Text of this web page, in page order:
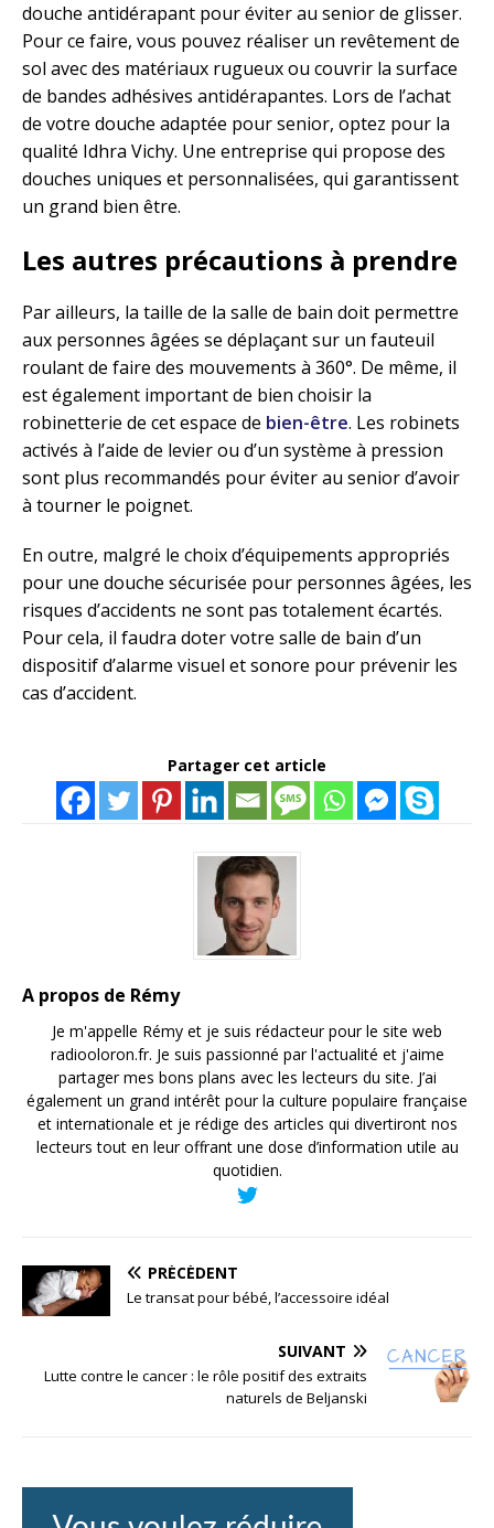
douche antidérapant pour éviter au senior de glisser.
Pour ce faire, vous pouvez réaliser un revêtement de
sol avec des matériaux rugueux ou couvrir la surface
de bandes adhésives antidérapantes. Lors de l’achat
de votre douche adaptée pour senior, optez pour la
qualité Idhra Vichy. Une entreprise qui propose des
douches uniques et personnalisées, qui garantissent
un grand bien être.
Les autres précautions à prendre
Par ailleurs, la taille de la salle de bain doit permettre
aux personnes âgées se déplaçant sur un fauteuil
roulant de faire des mouvements à 360°. De même, il
est également important de bien choisir la
robinetterie de cet espace de bien-être. Les robinets
activés à l’aide de levier ou d’un système à pression
sont plus recommandés pour éviter au senior d’avoir
à tourner le poignet.
En outre, malgré le choix d’équipements appropriés
pour une douche sécurisée pour personnes âgées, les
risques d’accidents ne sont pas totalement écartés.
Pour cela, il faudra doter votre salle de bain d’un
dispositif d’alarme visuel et sonore pour prévenir les
cas d’accident.
Partager cet article
A propos de Rémy
Je m'appelle Rémy et je suis rédacteur pour le site web
radiooloron.fr. Je suis passionné par l'actualité et j'aime
partager mes bons plans avec les lecteurs du site. J’ai
également un grand intérêt pour la culture populaire française
et internationale et je rédige des articles qui divertiront nos
lecteurs tout en leur offrant une dose d’information utile au
quotidien.
PRÉCÉDENT
Le transat pour bébé, l’accessoire idéal
SUIVANT
Lutte contre le cancer : le rôle positif des extraits
naturels de Beljanski